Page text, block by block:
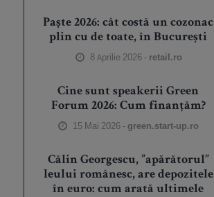
Paște 2026: cât costă un cozonac
plin cu de toate, în București
8 Aprilie 2026 - retail.ro
Cine sunt speakerii Green
Forum 2026: Cum finanțăm?
15 Mai 2026 - green.start-up.ro
Călin Georgescu, ”apărătorul”
leului românesc, are depozitele
în euro: cum arată ultimele